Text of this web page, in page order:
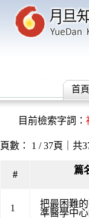
首頁
目前檢索字詞：
頁數： 1 / 37頁｜共
# 篇
1
把最困難
準醫學中